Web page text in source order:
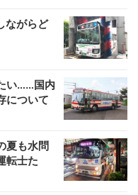
ながらど
い……国内
について
夏も水問
転士た